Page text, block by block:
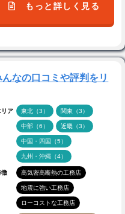
もっと詳しく見る
なの口コミや評判をリ
リア 東北（3） 関東（3）
中部（6） 近畿（3）
中国・四国（5）
九州・沖縄（4）
徴 高気密高断熱の工務店
地震に強い工務店
ローコストな工務店